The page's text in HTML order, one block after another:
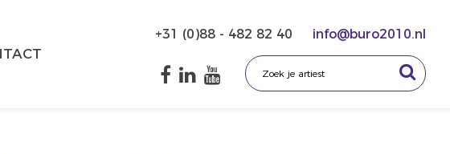
+31 (0)88 - 482 82 40 info@buro2010.nl